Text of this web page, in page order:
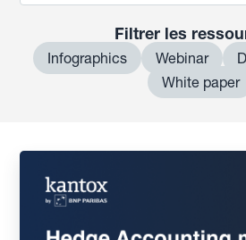
Filtrer les
Infographics Webinar
White paper